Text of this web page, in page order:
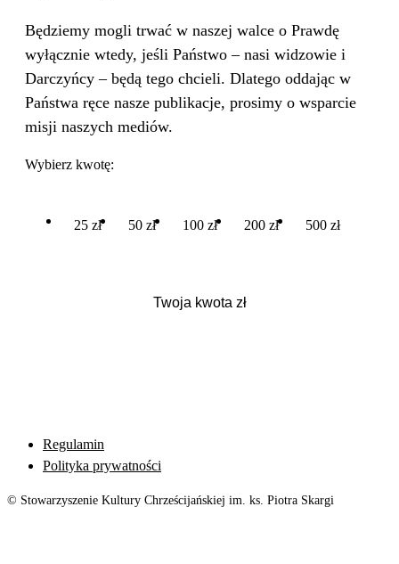
Będziemy mogli trwać w naszej walce o Prawdę
wyłącznie wtedy, jeśli Państwo – nasi widzowie i
Darczyńcy – będą tego chcieli. Dlatego oddając w
Państwa ręce nasze publikacje, prosimy o wsparcie
misji naszych mediów.
Wybierz kwotę:
25 zł 50 zł 100 zł 200 zł 500 zł
Regulamin
Polityka prywatności
© Stowarzyszenie Kultury Chrześcijańskiej im. ks. Piotra Skargi